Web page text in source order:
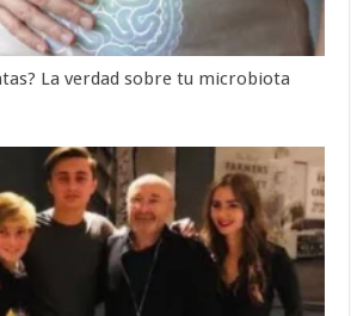
La verdad sobre tu microbiota